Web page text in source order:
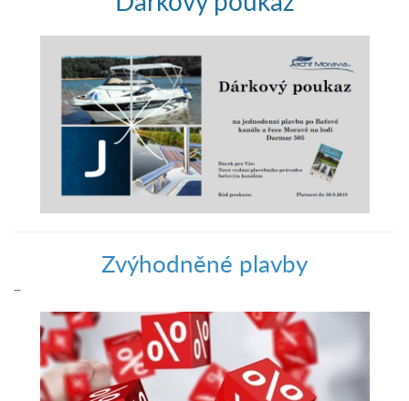
Zvýhodněné plavby
–